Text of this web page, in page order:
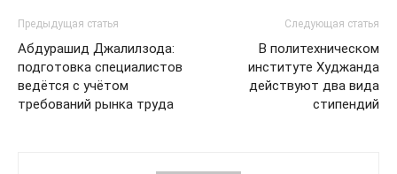
Предыдущая статья
Абдурашид Джалилзода:
подготовка специалистов
ведётся с учётом
требований рынка труда
Следующая статья
В политехническом
институте Худжанда
действуют два вида
стипендий